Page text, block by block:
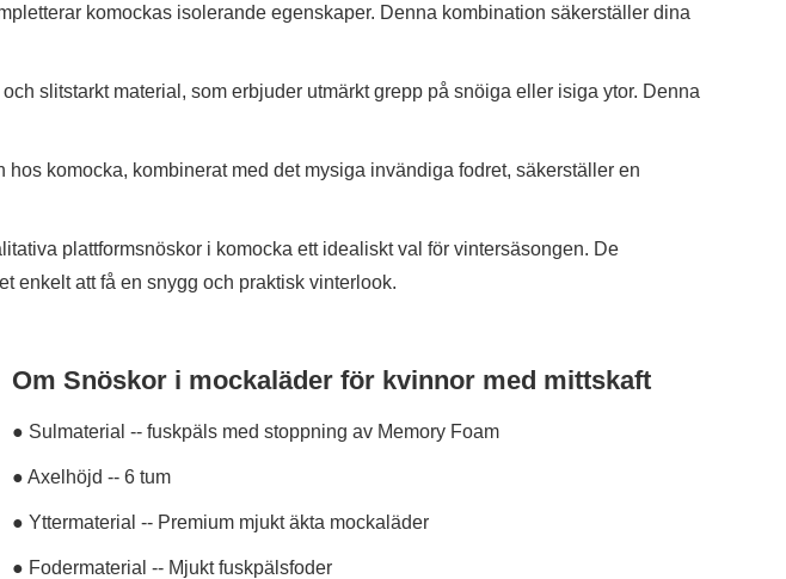
komockas isolerande egenskaper. Denna kombination säkerställer dina
slitstarkt material, som erbjuder utmärkt grepp på snöiga eller isiga ytor. Denna
komocka, kombinerat med det mysiga invändiga fodret, säkerställer en
plattformsnöskor i komocka ett idealiskt val för vintersäsongen. De
enkelt att få en snygg och praktisk vinterlook.
Om Snöskor i mockaläder för kvinnor med mittskaft
● Sulmaterial -- fuskpäls med stoppning av Memory Foam
● Axelhöjd -- 6 tum
● Yttermaterial -- Premium mjukt äkta mockaläder
● Fodermaterial -- Mjukt fuskpälsfoder